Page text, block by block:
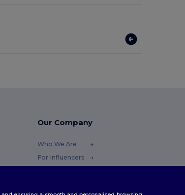
Our Company
Who We Are
For Influencers